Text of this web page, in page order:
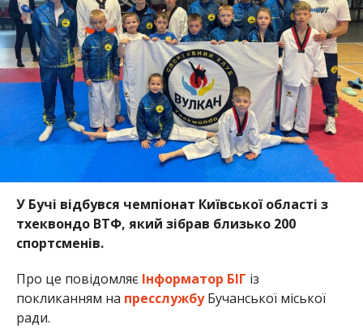
У Бучі відбувся чемпіонат Київської області з
тхеквондо ВТФ, який зібрав близько 200
спортсменів.
Про це повідомляє Інформатор БІГ із
покликанням на пресслужбуБучанської міської
ради.